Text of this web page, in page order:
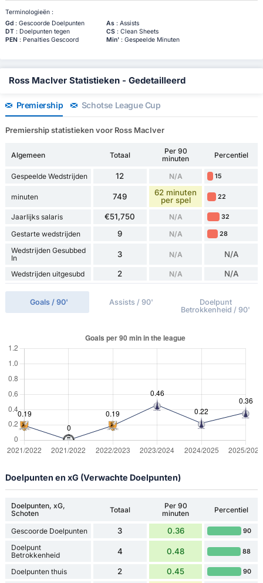
Terminologieën :
Gd: Gescoorde Doelpunten As: Assists
DT: Doelpunten tegen CS: Clean Sheets
PEN: Penalties Gescoord Min': Gespeelde Minuten
Ross MacIver Statistieken - Gedetailleerd
Premiership Schotse League Cup
Premiership statistieken voor Ross MacIver
Algemeen Totaal
Per 90
minuten
Percentiel
Gespeelde Wedstrijden 12 N/A 15
minuten 749
62 minuten
per spel
22
Jaarlijks salaris €51,750 N/A 32
Gestarte wedstrijden 9 N/A 28
Wedstrijden Gesubbed
In
3 N/A N/A
Wedstrijden uitgesubd 2 N/A N/A
Goals / 90' Assists / 90'
Doelpunt
Betrokkenheid / 90'
Doelpunten en xG (Verwachte Doelpunten)
Doelpunten, xG,
Schoten
Totaal
Per 90
minuten
Percentiel
Gescoorde Doelpunten 3 0.36 90
Doelpunt
Betrokkenheid
4 0.48 88
Doelpunten thuis 2 0.45 90